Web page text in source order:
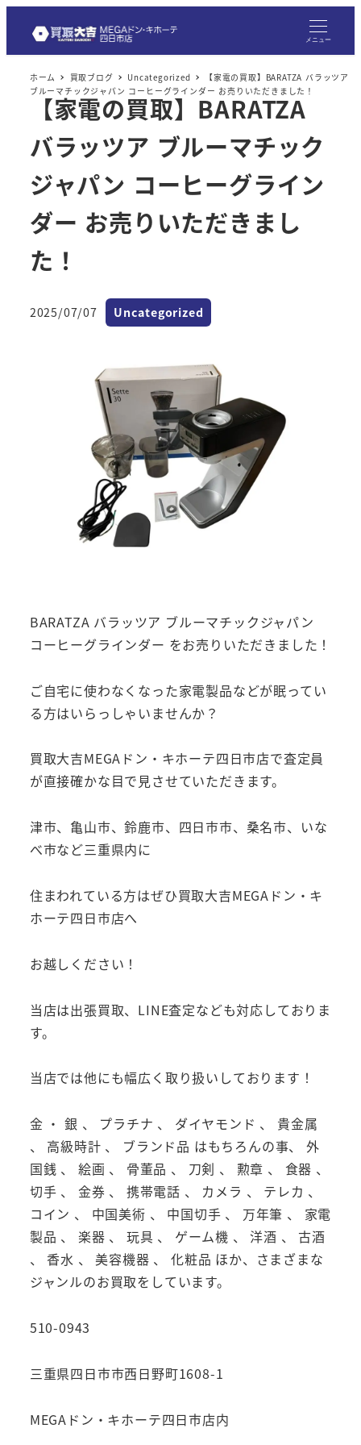
メニュー
ホーム 買取ブログ Uncategorized
【家電の買取】BARATZA バラッツア
ブルーマチックジャパン コーヒーグラインダー お売りいただきました！
【家電の買取】BARATZA
バラッツア ブルーマチック
ジャパン コーヒーグライン
ダー お売りいただきまし
た！
投稿日
2025/07/07 カテゴリー
Uncategorized
BARATZA バラッツア ブルーマチックジャパン
コーヒーグラインダー をお売りいただきました！
ご自宅に使わなくなった家電製品などが眠ってい
る方はいらっしゃいませんか？
買取大吉MEGAドン・キホーテ四日市店で査定員
が直接確かな目で見させていただきます。
津市、亀山市、鈴鹿市、四日市市、桑名市、いな
べ市など三重県内に
住まわれている方はぜひ買取大吉MEGAドン・キ
ホーテ四日市店へ
お越しください！
当店は出張買取、LINE査定なども対応しておりま
す。
当店では他にも幅広く取り扱いしております！
金 ・ 銀 、 プラチナ 、 ダイヤモンド 、 貴金属
、 高級時計 、 ブランド品 はもちろんの事、 外
国銭 、 絵画 、 骨董品 、 刀剣 、 勲章 、 食器 、
切手 、 金券 、 携帯電話 、 カメラ 、 テレカ 、
コイン 、 中国美術 、 中国切手 、 万年筆 、 家電
製品 、 楽器 、 玩具 、 ゲーム機 、 洋酒 、 古酒
、 香水 、 美容機器 、 化粧品 ほか、さまざまな
ジャンルのお買取をしています。
510-0943
三重県四日市市西日野町1608-1
MEGAドン・キホーテ四日市店内